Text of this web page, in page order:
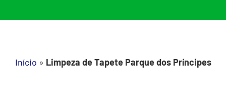
Início » Limpeza de Tapete Parque dos Príncipes